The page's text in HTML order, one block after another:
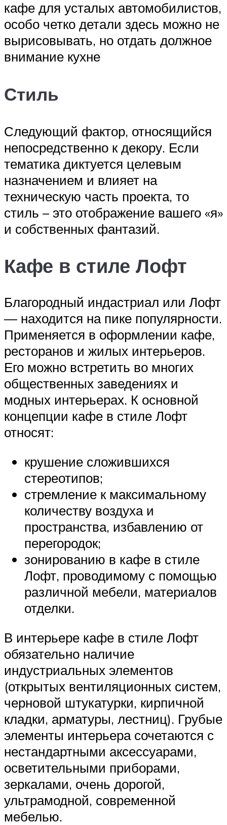
кафе для усталых автомобилистов,
особо четко детали здесь можно не
вырисовывать, но отдать должное
внимание кухне
Стиль
Следующий фактор, относящийся
непосредственно к декору. Если
тематика диктуется целевым
назначением и влияет на
техническую часть проекта, то
стиль – это отображение вашего «я»
и собственных фантазий.
Кафе в стиле Лофт
Благородный индастриал или Лофт
— находится на пике популярности.
Применяется в оформлении кафе,
ресторанов и жилых интерьеров.
Его можно встретить во многих
общественных заведениях и
модных интерьерах. К основной
концепции кафе в стиле Лофт
относят:
крушение сложившихся
стереотипов;
стремление к максимальному
количеству воздуха и
пространства, избавлению от
перегородок;
зонированию в кафе в стиле
Лофт, проводимому с помощью
различной мебели, материалов
отделки.
В интерьере кафе в стиле Лофт
обязательно наличие
индустриальных элементов
(открытых вентиляционных систем,
черновой штукатурки, кирпичной
кладки, арматуры, лестниц). Грубые
элементы интерьера сочетаются с
нестандартными аксессуарами,
осветительными приборами,
зеркалами, очень дорогой,
ультрамодной, современной
мебелью.